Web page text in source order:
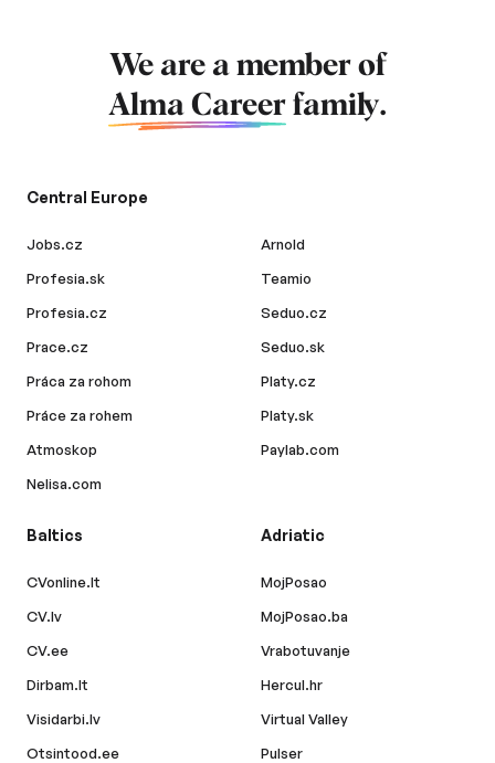
We are a member of
Alma Career family.
Central Europe
Jobs.cz
Profesia.sk
Profesia.cz
Prace.cz
Práca za rohom
Práce za rohem
Atmoskop
Nelisa.com
Arnold
Teamio
Seduo.cz
Seduo.sk
Platy.cz
Platy.sk
Paylab.com
Baltics
CVonline.lt
CV.lv
CV.ee
Dirbam.lt
Visidarbi.lv
Otsintood.ee
Adriatic
MojPosao
MojPosao.ba
Vrabotuvanje
Hercul.hr
Virtual Valley
Pulser